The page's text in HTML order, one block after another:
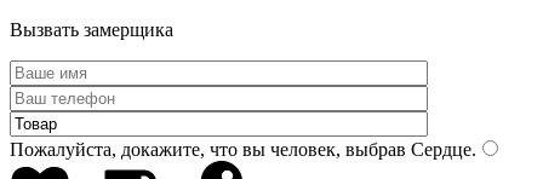
Вызвать замерщика
Пожалуйста, докажите, что вы человек, выбрав Сердце.